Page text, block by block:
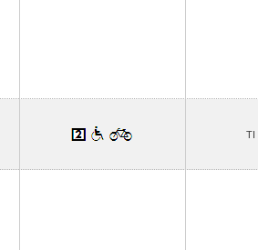
TI